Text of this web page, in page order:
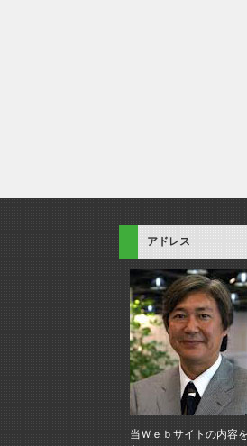
アドレス
当Ｗｅｂサイトの内容